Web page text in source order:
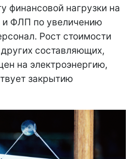
финансовой нагрузки на
и ФЛП по увеличению
Рост стоимости
других составляющих,
на электроэнергию,
закрытию